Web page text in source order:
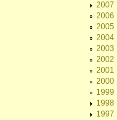
2007
2006
2005
2004
2003
2002
2001
2000
1999
1998
1997